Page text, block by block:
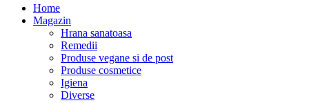
Home
Magazin
Hrana sanatoasa
Remedii
Produse vegane si de post
Produse cosmetice
Igiena
Diverse